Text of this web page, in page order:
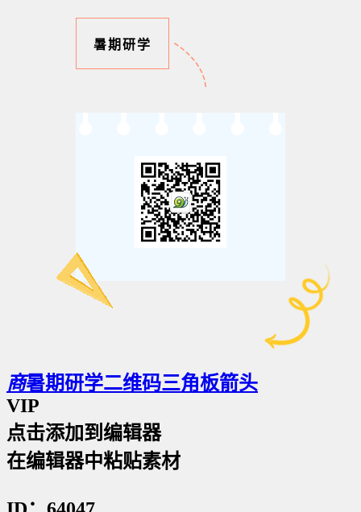
暑期研学
商暑期研学二维码三角板箭头
VIP
点击添加到编辑器
在编辑器中粘贴素材